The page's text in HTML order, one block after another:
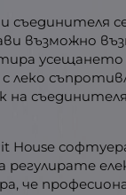
съединителя
възможно
усещането
леко
на
House
регулирате
че